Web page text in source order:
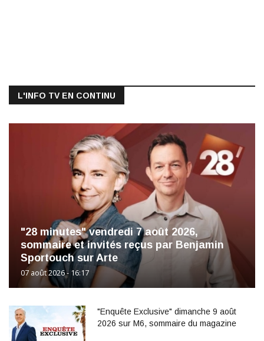
L'INFO TV EN CONTINU
"28 minutes" vendredi 7 août 2026,
sommaire et invités reçus par Benjamin
Sportouch sur Arte
07 août 2026 - 16:17
"Enquête Exclusive" dimanche 9 août
2026 sur M6, sommaire du magazine